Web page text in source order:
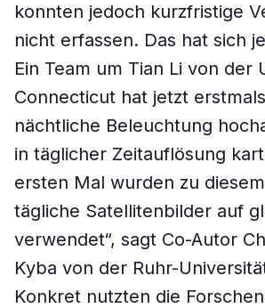
konnten jedoch kurzfristige
nicht erfassen. Das hat sich
Ein Team um Tian Li von der
Connecticut hat jetzt
nächtliche Beleuchtung
in täglicher Zeitauflösung
ersten Mal wurden zu
tägliche Satellitenbilder auf
verwendet“, sagt Co-Autor
Kyba von der Ruhr-
Konkret nutzten die